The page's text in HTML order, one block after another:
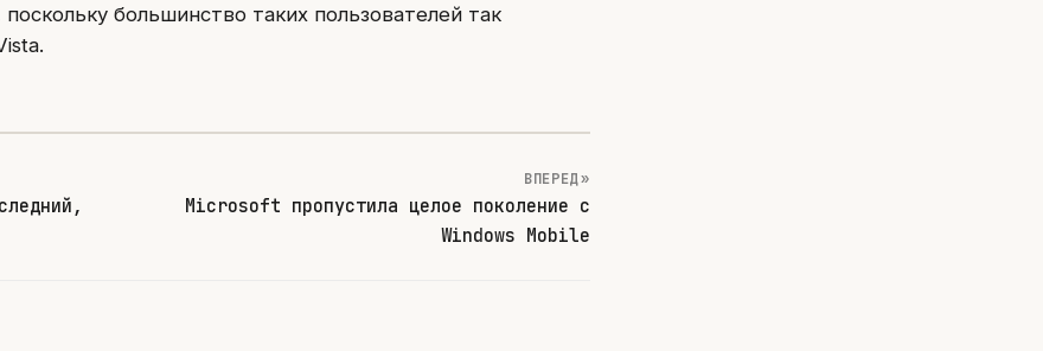
большинство таких пользователей так
ВПЕРЕД »
Microsoft пропустила целое поколение с
Windows Mobile